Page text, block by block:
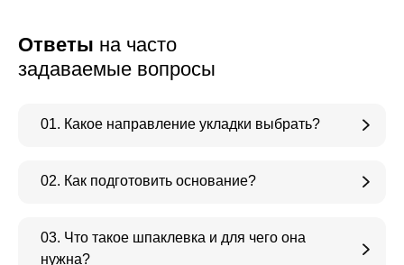
Ответы на часто
задаваемые вопросы
01. Какое направление укладки выбрать?
02. Как подготовить основание?
03. Что такое шпаклевка и для чего она
нужна?